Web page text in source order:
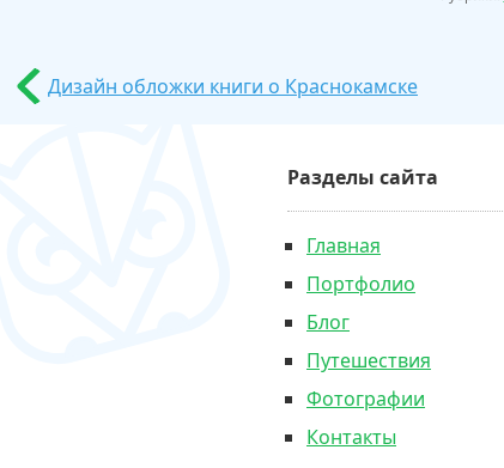
Дизайн обложки книги о Краснокамске
Разделы сайта
Главная
Портфолио
Блог
Путешествия
Фотографии
Контакты